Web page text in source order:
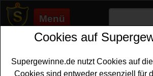
Menü
Supergewinne.de>Gewinnspiele>Bergzeit
Bergzeit Gewinnspiel
Cookies auf
Supergewinne.de nutzt Cookies auf
Cookies sind entweder essenziell für